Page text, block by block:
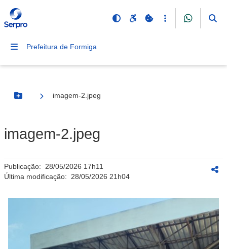
Prefeitura de Formiga
Botão Menu
imagem-2.jpeg
imagem-2.jpeg
Publicação: 28/05/2026 17h11
Última modificação: 28/05/2026 21h04